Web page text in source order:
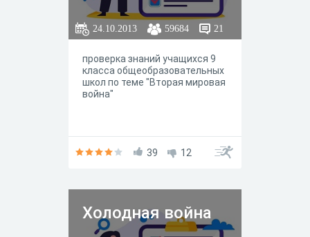
24.10.2013 59684 21
проверка знаний учащихся 9
класса общеобразовательных
школ по теме "Вторая мировая
война"
39 12
Холодная война